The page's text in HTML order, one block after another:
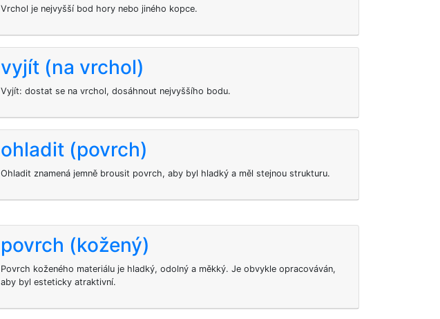
Vrchol je nejvyšší bod hory nebo jiného kopce.
vyjít (na vrchol)
Vyjít: dostat se na vrchol, dosáhnout nejvyššího bodu.
ohladit (povrch)
Ohladit znamená jemně brousit povrch, aby byl hladký a měl stejnou strukturu.
povrch (kožený)
Povrch koženého materiálu je hladký, odolný a měkký. Je obvykle opracováván,
aby byl esteticky atraktivní.